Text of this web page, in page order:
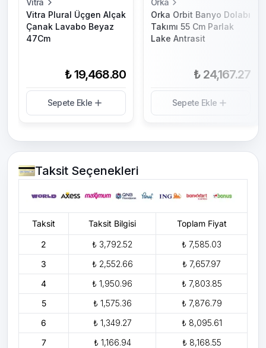
Vitra
Vitra Plural Üçgen Alçak
Çanak Lavabo Beyaz
47Cm
₺ 19,468.80
Sepete Ekle
Orka
Orka Orbit Banyo Dolabı
Takımı 55 Cm Parlak
Lake Antrasit
₺ 24,167.27
Sepete Ekle
Taksit Seçenekleri
Taksit Taksit Bilgisi Toplam Fiyat
2 ₺ 3,792.52
₺ 7,585.03
3
₺ 2,552.66
₺ 7,657.97
4
₺ 1,950.96
₺ 7,803.85
5
₺ 1,575.36
₺ 7,876.79
6
₺ 1,349.27
₺ 8,095.61
7
₺ 1,166.94
₺ 8,168.55